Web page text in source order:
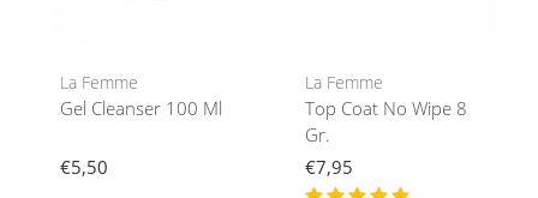
La Femme
Gel Cleanser 100 Ml
€5,50
La Femme
Top Coat No Wipe 8
Gr.
€7,95